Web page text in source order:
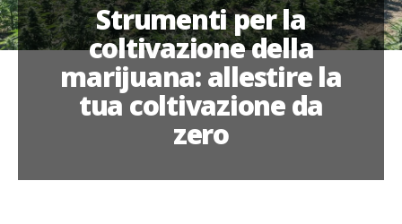
Strumenti per la
coltivazione della
marijuana: allestire la
tua coltivazione da
zero